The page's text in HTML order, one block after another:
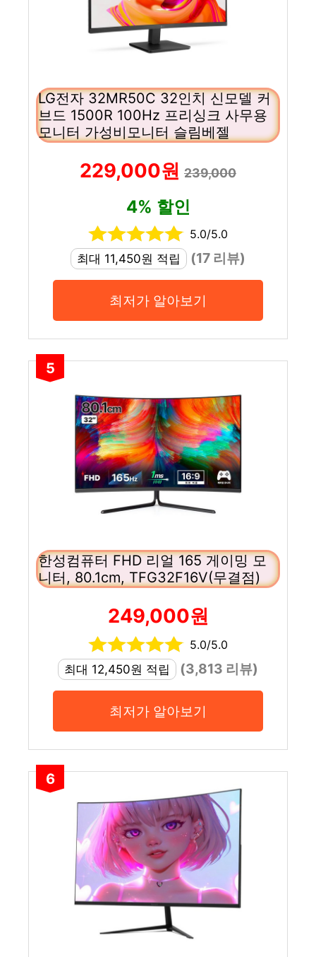
LG전자 32MR50C 32인치 신모델 커
브드 1500R 100Hz 프리싱크 사무용
모니터 가성비모니터 슬림베젤
229,000원 239,000
4% 할인
5.0/5.0
최대 11,450원 적립
(17 리뷰)
최저가 알아보기
5
한성컴퓨터 FHD 리얼 165 게이밍 모
니터, 80.1cm, TFG32F16V(무결점)
249,000원
5.0/5.0
최대 12,450원 적립
(3,813 리뷰)
최저가 알아보기
6